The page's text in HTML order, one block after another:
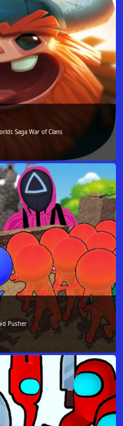
Saga War of Clans
Pusher